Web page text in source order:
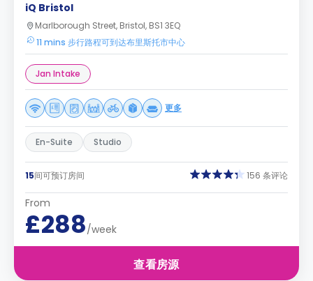
iQ Bristol
Marlborough Street, Bristol, BS1 3EQ
11 mins 步行路程可到达布里斯托市中心
Jan Intake
更多
En-Suite Studio
15间可预订房间 156 条评论
From
£288/week
查看房源